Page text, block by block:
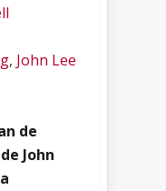
, John Lee
de
John